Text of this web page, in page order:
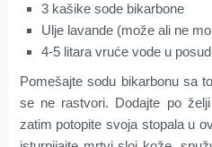
3 kašike sode bikarbone
Ulje lavande (može ali ne
4-5 litara vruće vode u
Pomešajte sodu bikarbonu sa
se ne rastvori. Dodajte po
zatim potopite svoja stopala u